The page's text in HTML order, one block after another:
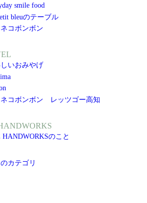
smile food
bleuのテーブル
ネコボンボン
しいおみやげ
ネコボンボン レッツゴー高知
HANDWORKSのこと
カテゴリ